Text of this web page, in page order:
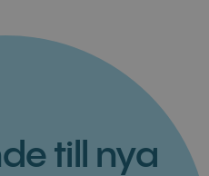
till nya